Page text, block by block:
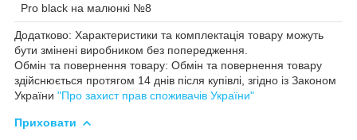
Додатково: Характеристики та комплектація товару можуть
бути змінені виробником без попередження.
Обмін та повернення товару: Обмін та повернення товару
здійснюється протягом 14 днів після купівлі, згідно із Законом
України "Про захист прав споживачів України"
Приховати